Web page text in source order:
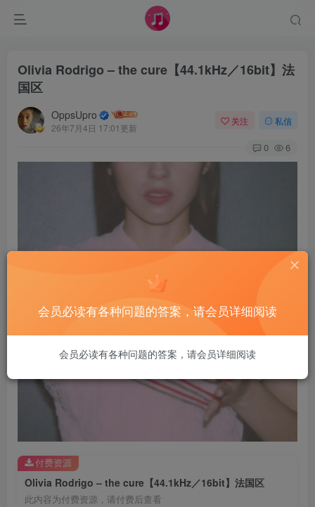
Olivia Rodrigo – the cure【44.1kHz／16bit】法
国区
OppsUpro
26年7月4日 17:01更新
关注 私信
0 6
Olivia Rodrigo – the cure【44.1kHz／16bit】法国区
此内容为付费资源，请付费后查看
付费资源
会员必读有各种问题的答案，请会员详细阅读
会员必读有各种问题的答案，请会员详细阅读